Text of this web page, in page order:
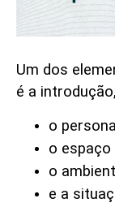
Um dos
é a
o
o espaço
o
e a